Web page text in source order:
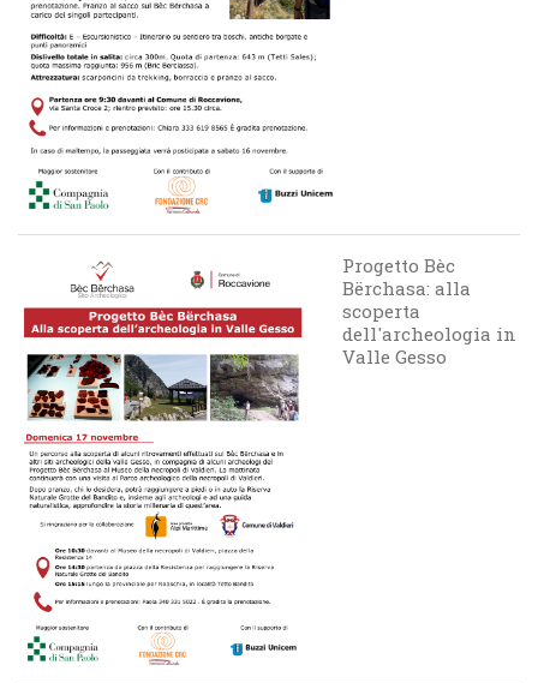
Progetto Bèc
Bërchasa: alla
scoperta
dell'archeologia in
Valle Gesso